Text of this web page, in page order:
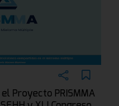
Proyecto PRISMMA